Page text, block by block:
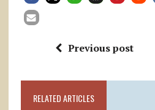
Previous post
RELATED ARTICLES